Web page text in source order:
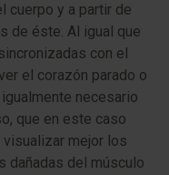
cuerpo y a partir de
de éste. Al igual que
con el
el corazón parado o
necesario
que en este caso
mejor los
dañadas del músculo